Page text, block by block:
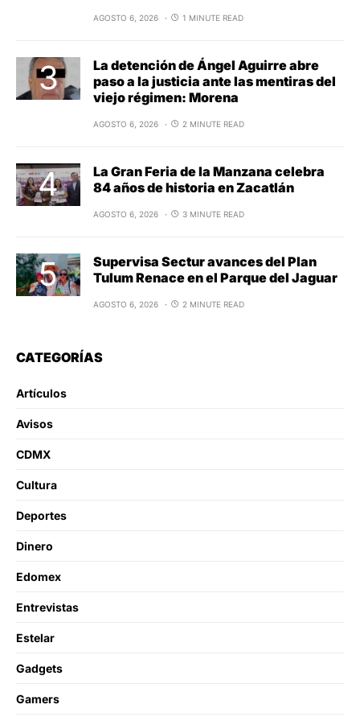
AGOSTO 6, 2026 1 MINUTE READ
La detención de Ángel Aguirre abre
paso a la justicia ante las mentiras del
viejo régimen: Morena
AGOSTO 6, 2026 2 MINUTE READ
La Gran Feria de la Manzana celebra
84 años de historia en Zacatlán
AGOSTO 6, 2026 3 MINUTE READ
Supervisa Sectur avances del Plan
Tulum Renace en el Parque del Jaguar
AGOSTO 6, 2026 2 MINUTE READ
CATEGORÍAS
Artículos
Avisos
CDMX
Cultura
Deportes
Dinero
Edomex
Entrevistas
Estelar
Gadgets
Gamers